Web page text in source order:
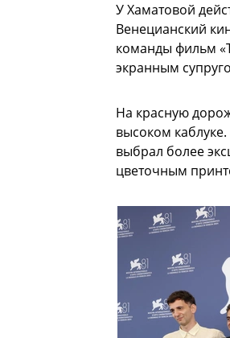
У Хаматовой
Венецианский
команды фильм
экранным
На красную
высоком
выбрал более
цветочным